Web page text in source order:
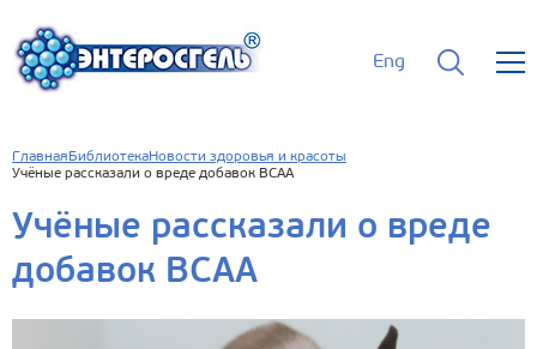
Eng
Главная БиблиотекаНовости здоровья и красоты
Учёные рассказали о вреде добавок BCAA
Учёные рассказали о вреде
добавок BCAA